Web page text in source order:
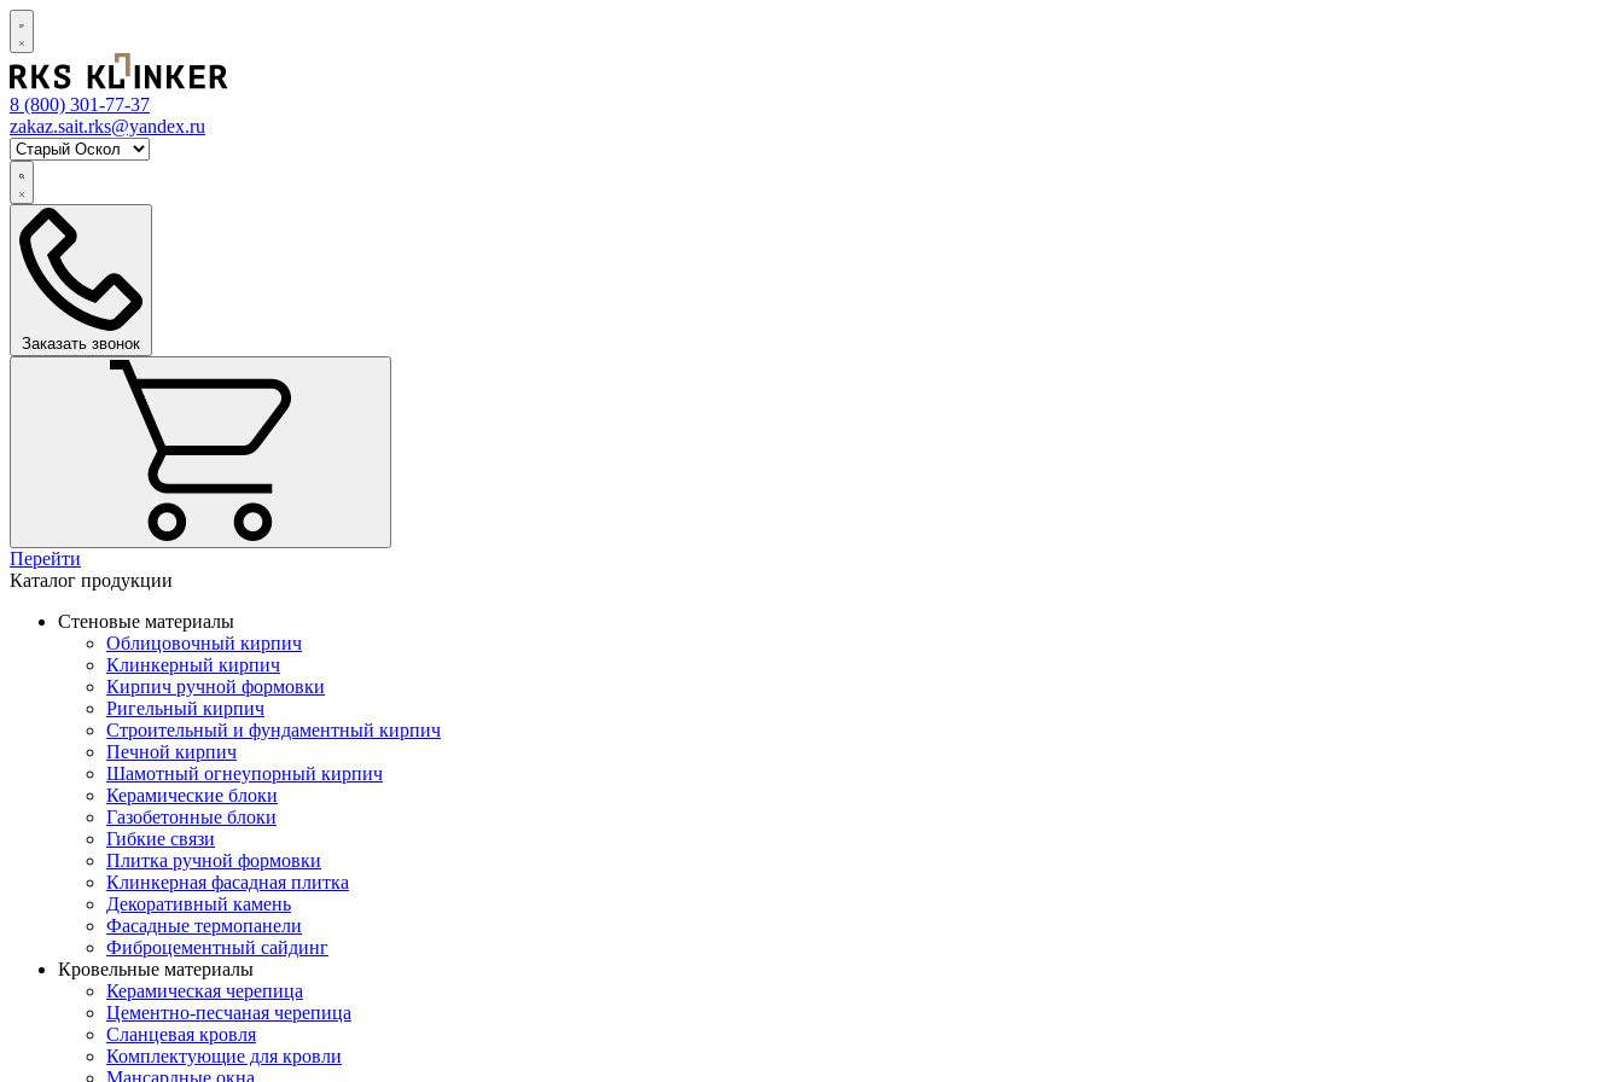
8 (800) 301-77-37
zakaz.sait.rks@yandex.ru
Заказать звонок
Перейти
Каталог продукции
Стеновые материалы
Облицовочный кирпич
Клинкерный кирпич
Кирпич ручной формовки
Ригельный кирпич
Строительный и фундаментный кирпич
Печной кирпич
Шамотный огнеупорный кирпич
Керамические блоки
Газобетонные блоки
Гибкие связи
Плитка ручной формовки
Клинкерная фасадная плитка
Декоративный камень
Фасадные термопанели
Фиброцементный сайдинг
Кровельные материалы
Керамическая черепица
Цементно-песчаная черепица
Сланцевая кровля
Комплектующие для кровли
Мансардные окна